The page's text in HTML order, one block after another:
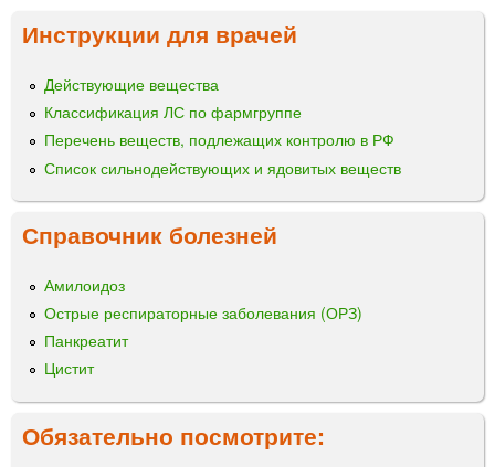
Инструкции для врачей
Действующие вещества
Классификация ЛС по фармгруппе
Перечень веществ, подлежащих контролю в РФ
Список сильнодействующих и ядовитых веществ
Справочник болезней
Амилоидоз
Острые респираторные заболевания (ОРЗ)
Панкреатит
Цистит
Обязательно посмотрите: